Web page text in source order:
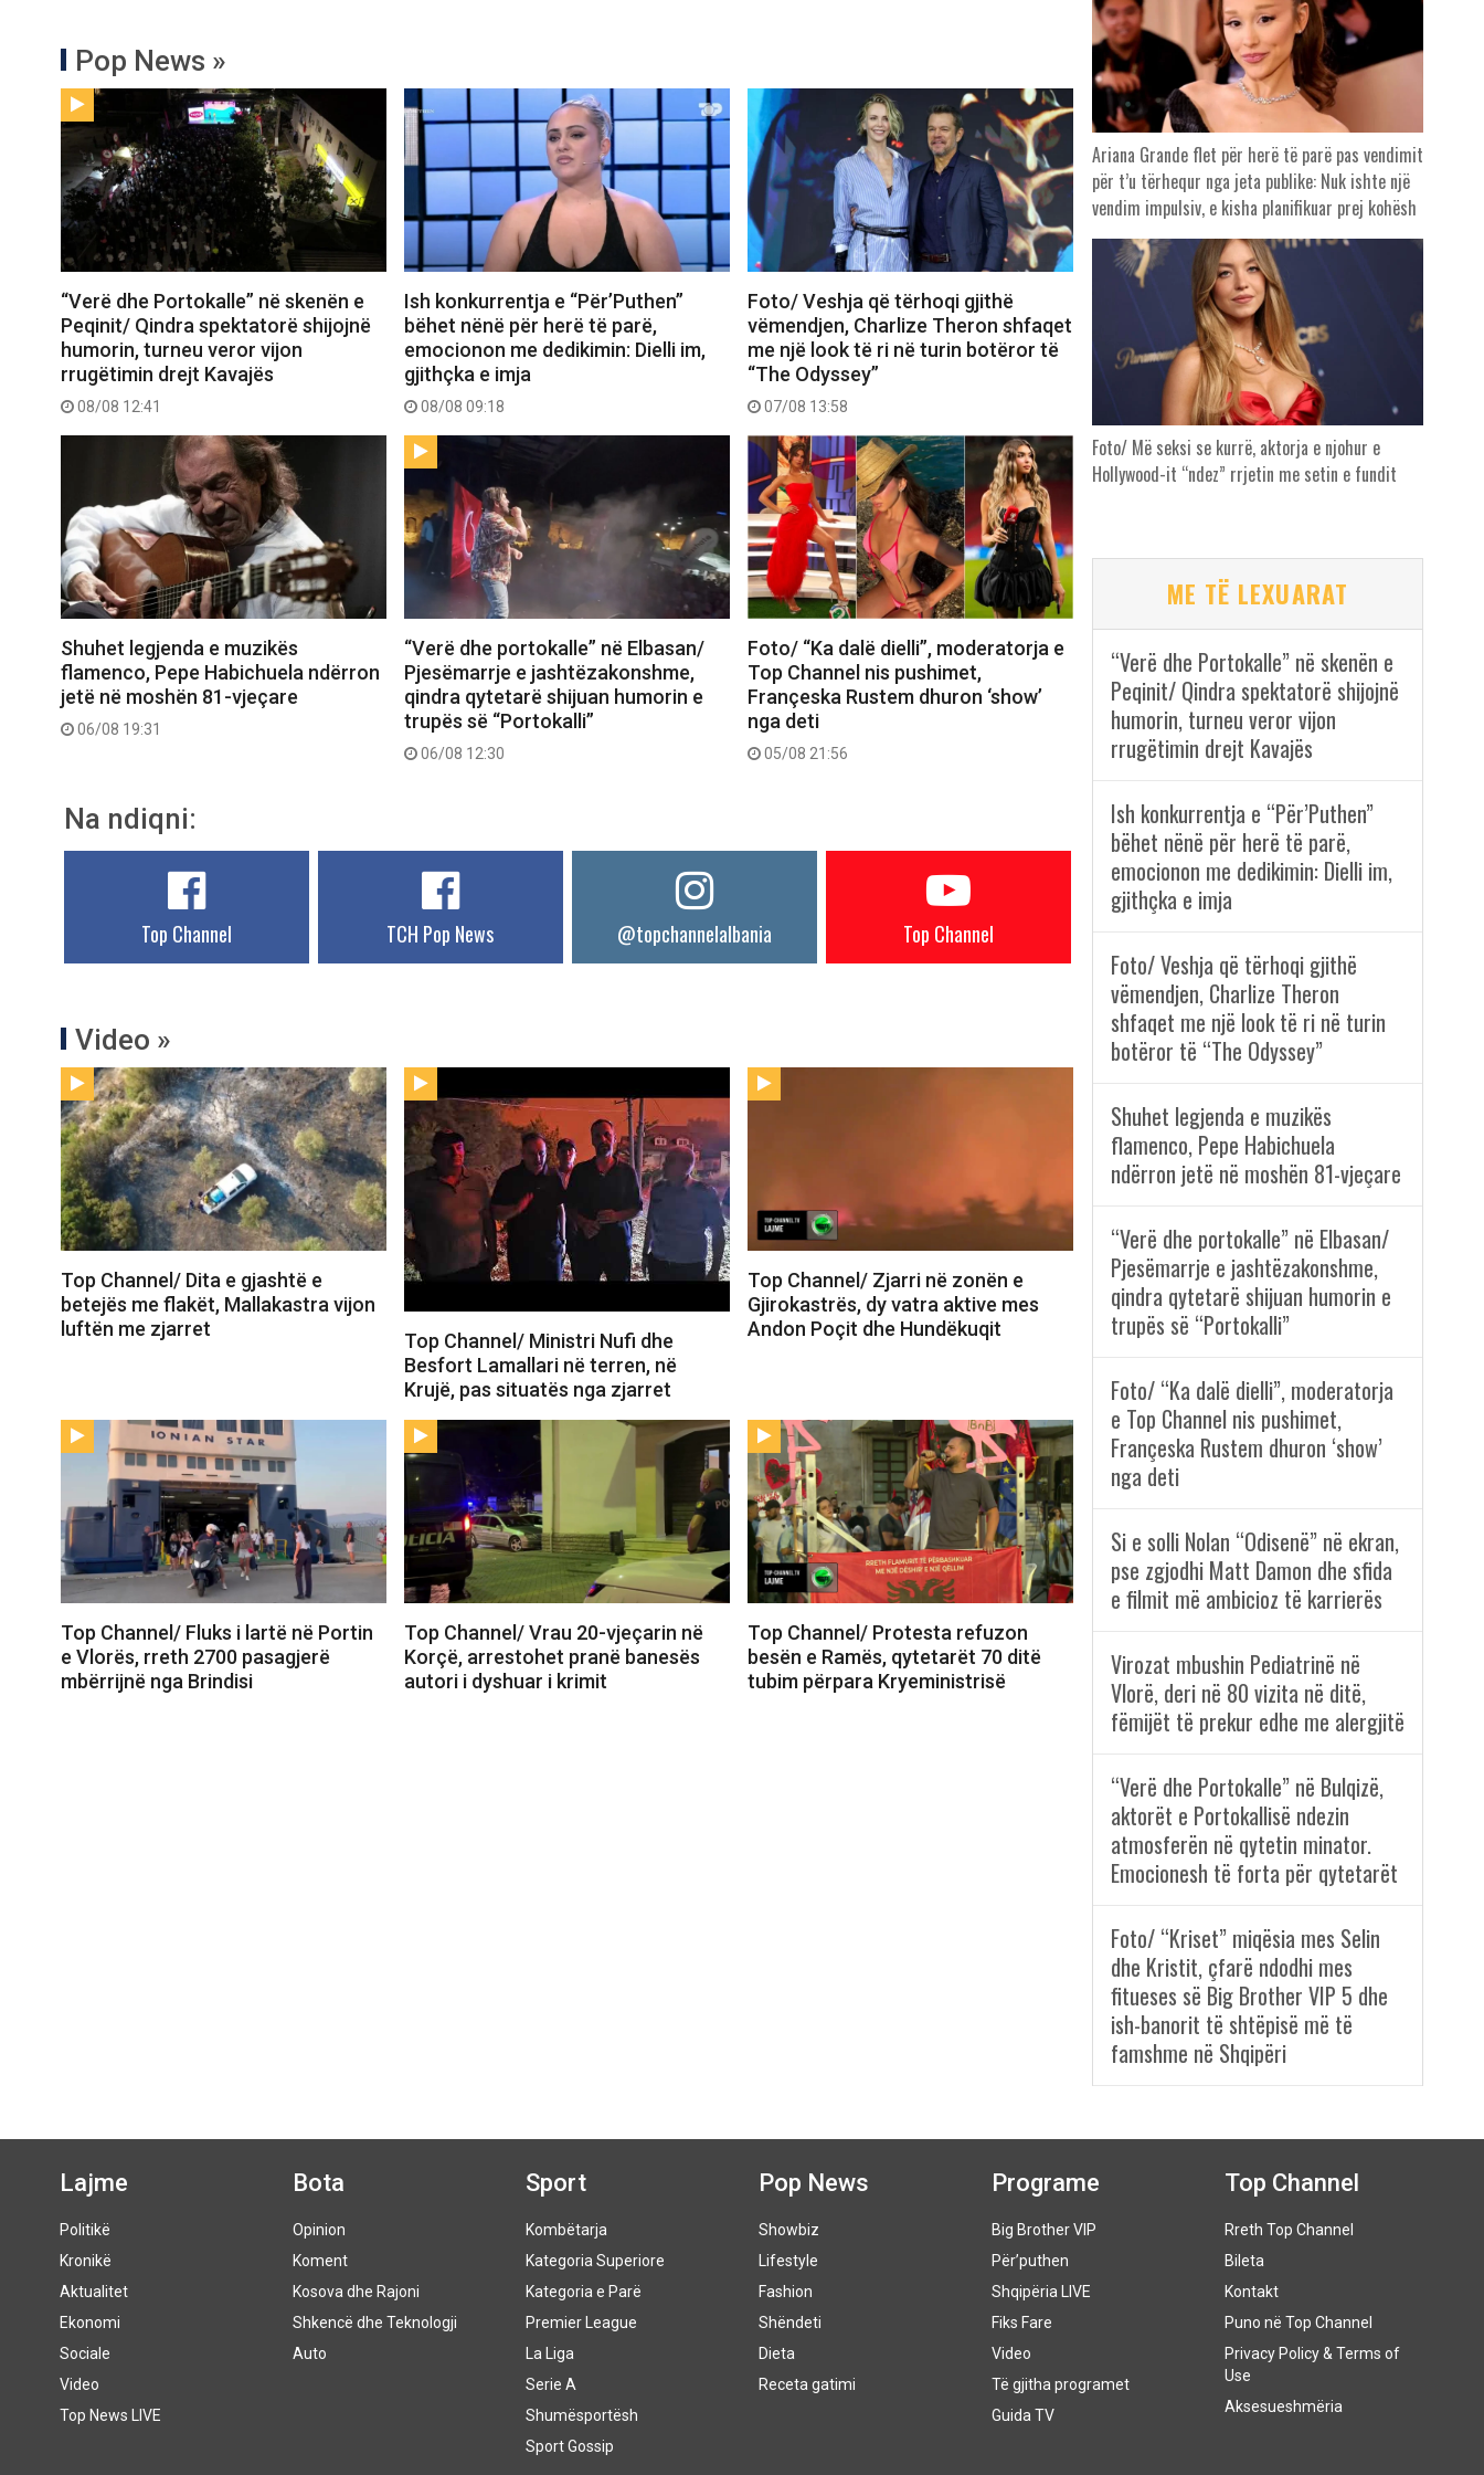
Pop News »
“Verë dhe Portokalle” në skenën e
Peqinit/ Qindra spektatorë shijojnë
humorin, turneu veror vijon
rrugëtimin drejt Kavajës
08/08 12:41
Ish konkurrentja e “Për’Puthen”
bëhet nënë për herë të parë,
emocionon me dedikimin: Dielli im,
gjithçka e imja
08/08 09:18
Foto/ Veshja që tërhoqi gjithë
vëmendjen, Charlize Theron shfaqet
me një look të ri në turin botëror të
“The Odyssey”
07/08 13:58
Shuhet legjenda e muzikës
flamenco, Pepe Habichuela ndërron
jetë në moshën 81-vjeçare
06/08 19:31
“Verë dhe portokalle” në Elbasan/
Pjesëmarrje e jashtëzakonshme,
qindra qytetarë shijuan humorin e
trupës së “Portokalli”
06/08 12:30
Foto/ “Ka dalë dielli”, moderatorja e
Top Channel nis pushimet,
Françeska Rustem dhuron ‘show’
nga deti
05/08 21:56
Na ndiqni:
Top Channel TCH Pop News @topchannelalbania Top Channel
Video »
Top Channel/ Dita e gjashtë e
betejës me flakët, Mallakastra vijon
luftën me zjarret
Top Channel/ Ministri Nufi dhe
Besfort Lamallari në terren, në
Krujë, pas situatës nga zjarret
Top Channel/ Zjarri në zonën e
Gjirokastrës, dy vatra aktive mes
Andon Poçit dhe Hundëkuqit
Top Channel/ Fluks i lartë në Portin
e Vlorës, rreth 2700 pasagjerë
mbërrijnë nga Brindisi
Top Channel/ Vrau 20-vjeçarin në
Korçë, arrestohet pranë banesës
autori i dyshuar i krimit
Top Channel/ Protesta refuzon
besën e Ramës, qytetarët 70 ditë
tubim përpara Kryeministrisë
Ariana Grande flet për herë të parë pas vendimit
për t’u tërhequr nga jeta publike: Nuk ishte një
vendim impulsiv, e kisha planifikuar prej kohësh
Foto/ Më seksi se kurrë, aktorja e njohur e
Hollywood-it “ndez” rrjetin me setin e fundit
ME TË LEXUARAT
“Verë dhe Portokalle” në skenën e
Peqinit/ Qindra spektatorë shijojnë
humorin, turneu veror vijon
rrugëtimin drejt Kavajës
Ish konkurrentja e “Për’Puthen”
bëhet nënë për herë të parë,
emocionon me dedikimin: Dielli im,
gjithçka e imja
Foto/ Veshja që tërhoqi gjithë
vëmendjen, Charlize Theron
shfaqet me një look të ri në turin
botëror të “The Odyssey”
Shuhet legjenda e muzikës
flamenco, Pepe Habichuela
ndërron jetë në moshën 81-vjeçare
“Verë dhe portokalle” në Elbasan/
Pjesëmarrje e jashtëzakonshme,
qindra qytetarë shijuan humorin e
trupës së “Portokalli”
Foto/ “Ka dalë dielli”, moderatorja
e Top Channel nis pushimet,
Françeska Rustem dhuron ‘show’
nga deti
Si e solli Nolan “Odisenë” në ekran,
pse zgjodhi Matt Damon dhe sfida
e filmit më ambicioz të karrierës
Virozat mbushin Pediatrinë në
Vlorë, deri në 80 vizita në ditë,
fëmijët të prekur edhe me alergjitë
“Verë dhe Portokalle” në Bulqizë,
aktorët e Portokallisë ndezin
atmosferën në qytetin minator.
Emocionesh të forta për qytetarët
Foto/ “Kriset” miqësia mes Selin
dhe Kristit, çfarë ndodhi mes
fitueses së Big Brother VIP 5 dhe
ish-banorit të shtëpisë më të
famshme në Shqipëri
Lajme
Politikë
Kronikë
Aktualitet
Ekonomi
Sociale
Video
Top News LIVE
Bota
Opinion
Koment
Kosova dhe Rajoni
Shkencë dhe Teknologji
Auto
Sport
Kombëtarja
Kategoria Superiore
Kategoria e Parë
Premier League
La Liga
Serie A
Shumësportësh
Sport Gossip
Pop News
Showbiz
Lifestyle
Fashion
Shëndeti
Dieta
Receta gatimi
Programe
Big Brother VIP
Për’puthen
Shqipëria LIVE
Fiks Fare
Video
Të gjitha programet
Guida TV
Top Channel
Rreth Top Channel
Bileta
Kontakt
Puno në Top Channel
Privacy Policy & Terms of
Use
Aksesueshmëria